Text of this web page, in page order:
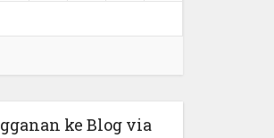
ke Blog via